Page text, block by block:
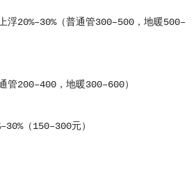
20%–30%（普通管300–500，地暖500–
200–400，地暖300–600）
（150–300元）